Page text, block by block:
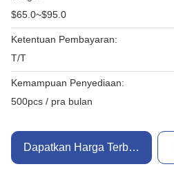
$65.0~$95.0
Ketentuan Pembayaran:
T/T
Kemampuan Penyediaan:
500pcs / pra bulan
Dapatkan Harga Terbaik